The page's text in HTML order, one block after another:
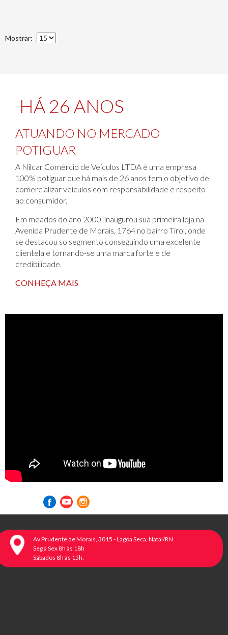
Mostrar:
HÁ 26 ANOS
ATUANDO NO MERCADO
POTIGUAR
A Nilcar Comércio de Veículos LTDA é uma empresa
100% potiguar que há mais de 26 anos tem o objetivo de
comercializar veículos com responsabilidade e respeito
ao consumidor.
Em meados do ano 2000, inaugurou sua primeira loja na
Avenida Prudente de Morais, 1764 no bairro Tirol, onde
se destacou so segmento conseguindo uma excelente
clientela e tornando-se uma marca forte e de
credibilidade.
CONHEÇA MAIS
Av Prudente de Morais, 3015 - Lagoa Seca, Natal/RN
Seg à Sex 8h às 18h
Sábados 8h às 15h.